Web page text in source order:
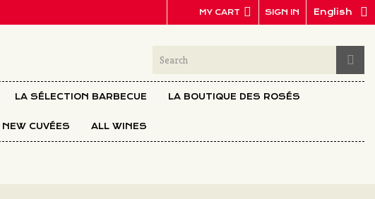
English
SIGN IN
MY CART
LA SÉLECTION BARBECUE LA BOUTIQUE DES ROSÉS
NEW CUVÉES ALL WINES